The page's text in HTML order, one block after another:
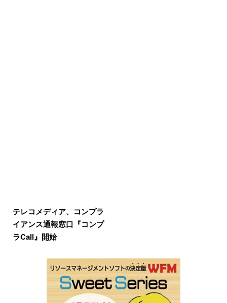
テレコメディア、コンプラ
イアンス通報窓口『コンプ
ラCall』開始